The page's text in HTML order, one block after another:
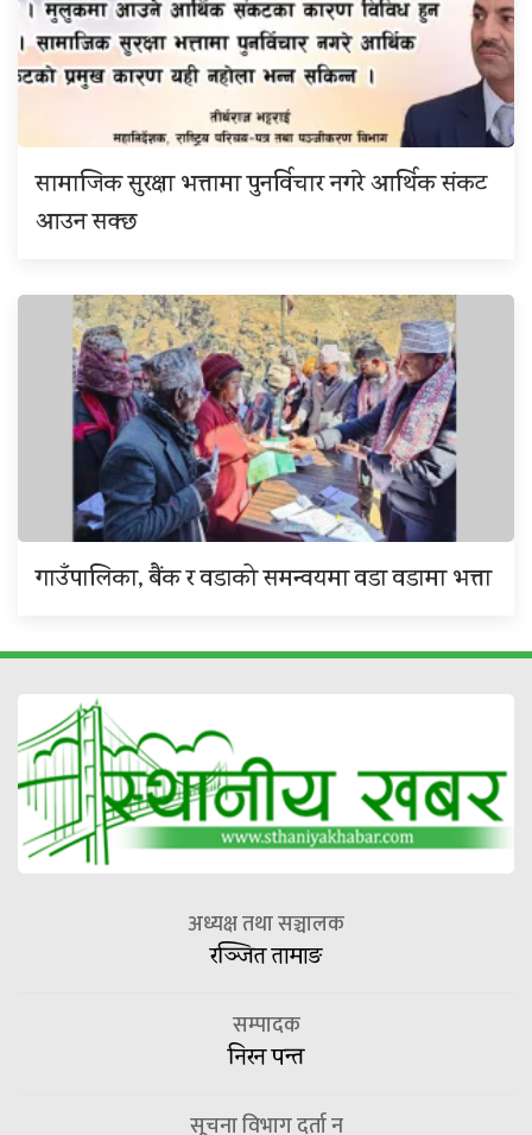
सामाजिक सुरक्षा भत्तामा पुनर्विचार नगरे आर्थिक संकट
आउन सक्छ
गाउँपालिका, बैंक र वडाको समन्वयमा वडा वडामा भत्ता
अध्यक्ष तथा सञ्चालक
रञ्जित तामाङ
सम्पादक
निरन पन्त
सूचना विभाग दर्ता न